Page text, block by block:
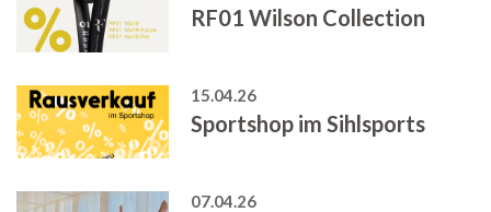
RF01 Wilson Collection
15.04.26
Sportshop im Sihlsports
07.04.26